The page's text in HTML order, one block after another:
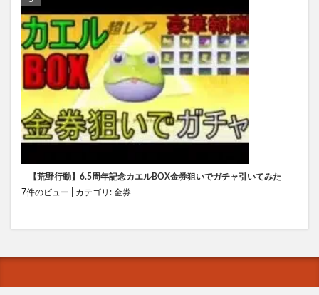
【荒野行動】6.5周年記念カエルBOX金券狙いでガチャ引いてみた
7件のビュー
カテゴリ: 金券